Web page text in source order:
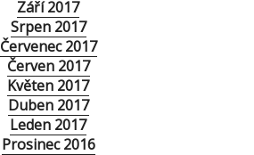
Září 2017
Srpen 2017
Červenec 2017
Červen 2017
Květen 2017
Duben 2017
Leden 2017
Prosinec 2016